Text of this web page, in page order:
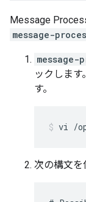
Message
message-
ックしま
す。
vi /
次の構文を